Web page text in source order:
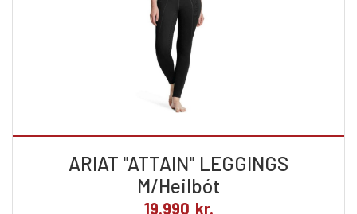
ARIAT "ATTAIN" LEGGINGS
M/Heilbót
19.990 kr.